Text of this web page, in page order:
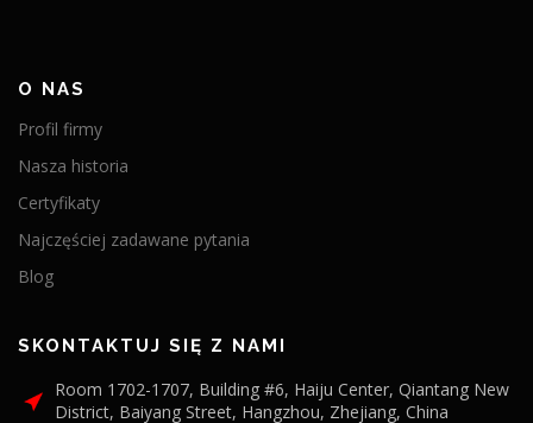
O NAS
Profil firmy
Nasza historia
Certyfikaty
Najczęściej zadawane pytania
Blog
SKONTAKTUJ SIĘ Z NAMI
Room 1702-1707, Building #6, Haiju Center, Qiantang New
District, Baiyang Street, Hangzhou, Zhejiang, China